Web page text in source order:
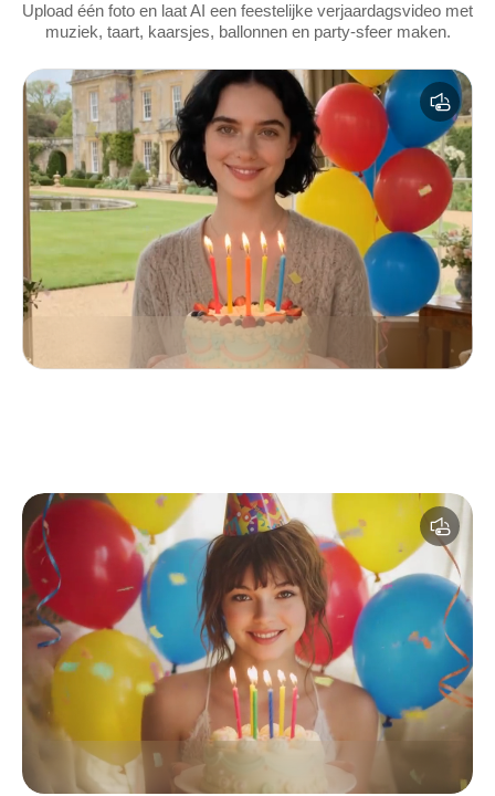
Upload één foto en laat AI een feestelijke verjaardagsvideo met
muziek, taart, kaarsjes, ballonnen en party-sfeer maken.